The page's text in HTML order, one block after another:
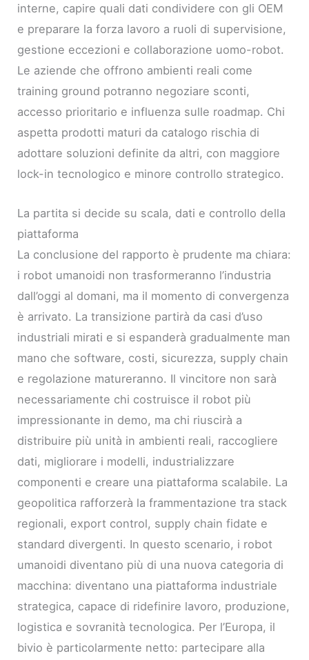
interne, capire quali dati condividere con gli OEM
e preparare la forza lavoro a ruoli di supervisione,
gestione eccezioni e collaborazione uomo-robot.
Le aziende che offrono ambienti reali come
training ground potranno negoziare sconti,
accesso prioritario e influenza sulle roadmap. Chi
aspetta prodotti maturi da catalogo rischia di
adottare soluzioni definite da altri, con maggiore
lock-in tecnologico e minore controllo strategico.
La partita si decide su scala, dati e controllo della
piattaforma
La conclusione del rapporto è prudente ma chiara:
i robot umanoidi non trasformeranno l’industria
dall’oggi al domani, ma il momento di convergenza
è arrivato. La transizione partirà da casi d’uso
industriali mirati e si espanderà gradualmente man
mano che software, costi, sicurezza, supply chain
e regolazione matureranno. Il vincitore non sarà
necessariamente chi costruisce il robot più
impressionante in demo, ma chi riuscirà a
distribuire più unità in ambienti reali, raccogliere
dati, migliorare i modelli, industrializzare
componenti e creare una piattaforma scalabile. La
geopolitica rafforzerà la frammentazione tra stack
regionali, export control, supply chain fidate e
standard divergenti. In questo scenario, i robot
umanoidi diventano più di una nuova categoria di
macchina: diventano una piattaforma industriale
strategica, capace di ridefinire lavoro, produzione,
logistica e sovranità tecnologica. Per l’Europa, il
bivio è particolarmente netto: partecipare alla